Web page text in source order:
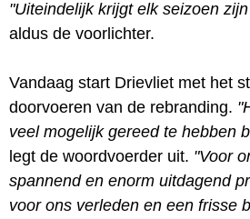
"Uiteindelijk krijgt elk seizoen
aldus de voorlichter.
Vandaag start Drievliet met het
doorvoeren van de rebranding.
veel mogelijk gereed te hebben
legt de woordvoerder uit. "Voor
spannend en enorm uitdagend
voor ons verleden en een frisse